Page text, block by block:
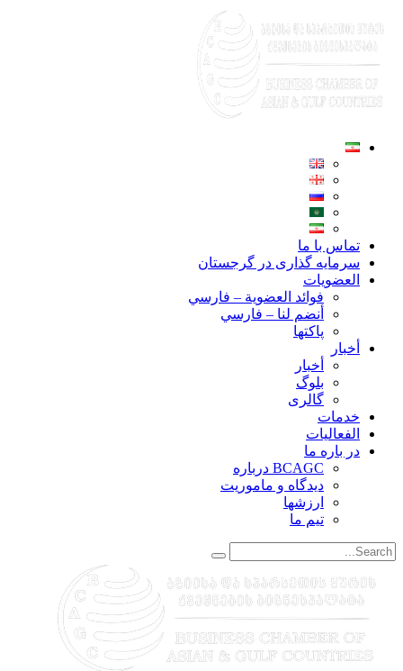
تماس با ما
سرمایه گذاری در گرجستان
العضويات
فوائد العضوية – فارسي
أنضم لنا – فارسي
پاکتها
أخبار
أخبار
بلوگ
گالری
خدمات
الفعاليات
در باره ما
BCAGC درباره
دیدگاه و ماموریت
ارزشها
تیم ما